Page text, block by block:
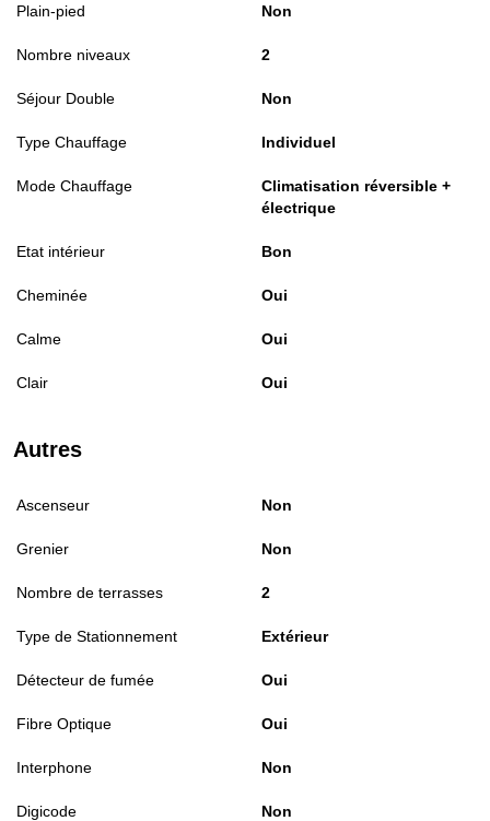
Plain-pied Non
Nombre niveaux 2
Séjour Double Non
Type Chauffage Individuel
Mode Chauffage
Climatisation réversible +
électrique
Etat intérieur Bon
Cheminée Oui
Calme Oui
Clair Oui
Autres
Ascenseur Non
Grenier Non
Nombre de terrasses 2
Type de Stationnement Extérieur
Détecteur de fumée Oui
Fibre Optique Oui
Interphone Non
Digicode Non